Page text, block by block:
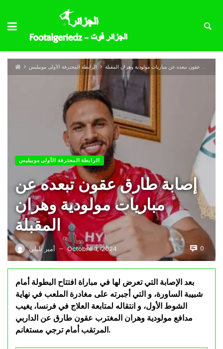
الرابطة المحترفة الأولى موبيليس إصابة طارق عقون تبعده عن مباريات مولودية وهران المقبلة
الرابطة المحترفة الأولى موبيليس
إصابة طارق عقون تبعده عن
مباريات مولودية وهران
المقبلة
أمير تليلي — Octobre 1, 2024 0
بعد الإصابة التي تعرض لها في مباراة افتتاح البطولة أمام
شبيبة الساورة، و التي أجبرته على مغادرة الملعب في نهاية
الشوط الأول، و انتقاله لمتابعة العلاج في فرنسا، يغيب
مدافع مولودية وهران المغترب عقون طارق عن الداربي
المرتقب أمام ترجي مستغانم.